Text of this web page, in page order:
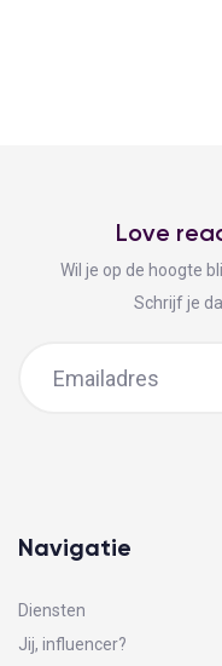
Love
Wil je op de hoogte
Schrijf je
Navigatie
Diensten
Jij, influencer?